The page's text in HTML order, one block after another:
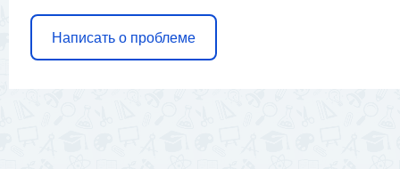
Написать о проблеме